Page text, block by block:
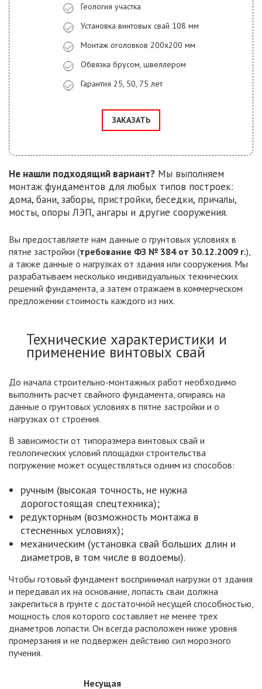
Геология участка
Установка винтовых свай 108 мм
Монтаж оголовков 200х200 мм
Обвязка брусом, швеллером
Гарантия 25, 50, 75 лет
ЗАКАЗАТЬ
Не нашли подходящий вариант? Мы выполняем
монтаж фундаментов для любых типов построек:
дома, бани, заборы, пристройки, беседки, причалы,
мосты, опоры ЛЭП, ангары и другие сооружения.
Вы предоставляете нам данные о грунтовых условиях в
пятне застройки (требование ФЗ № 384 от 30.12.2009 г.),
а также данные о нагрузках от здания или сооружения. Мы
разрабатываем несколько индивидуальных технических
решений фундамента, а затем отражаем в коммерческом
предложении стоимость каждого из них.
Технические характеристики и
применение винтовых свай
До начала строительно-монтажных работ необходимо
выполнить расчет свайного фундамента, опираясь на
данные о грунтовых условиях в пятне застройки и о
нагрузках от строения.
В зависимости от типоразмера винтовых свай и
геологических условий площадки строительства
погружение может осуществляться одним из способов:
ручным (высокая точность, не нужна
дорогостоящая спецтехника);
редукторным (возможность монтажа в
стесненных условиях);
механическим (установка свай больших длин и
диаметров, в том числе в водоемы).
Чтобы готовый фундамент воспринимал нагрузки от здания
и передавал их на основание, лопасть сваи должна
закрепиться в грунте с достаточной несущей способностью,
мощность слоя которого составляет не менее трех
диаметров лопасти. Он всегда расположен ниже уровня
промерзания и не подвержен действию сил морозного
пучения.
Несущая